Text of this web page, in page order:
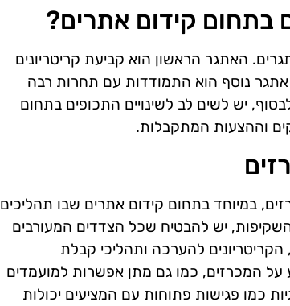
בתחום קידום אתרים?
האתגר הראשון הוא קביעת קריטריונים
אתגר נוסף הוא התמודדות עם תחרות רבה
יש לשים לב לשינויים התכופים בתחום
וההצעות המתקבלות.
במיוחד בתחום קידום אתרים שבו תהליכים
יש להבטיח שכל הצדדים המעורבים
להערכה ותהליכי קבלת
על המכרזים, כמו גם מתן אפשרות למועמדים
כמו פגישות פתוחות עם המציעים יכולות